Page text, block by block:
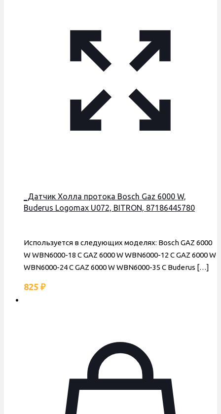
_Датчик Холла протока Bosch Gaz 6000 W,
Buderus Logomax U072, BITRON, 87186445780
Используется в следующих моделях: Bosch GAZ 6000
W WBN6000-18 C GAZ 6000 W WBN6000-12 C GAZ 6000 W
WBN6000-24 C GAZ 6000 W WBN6000-35 C Buderus […]
825 ₽